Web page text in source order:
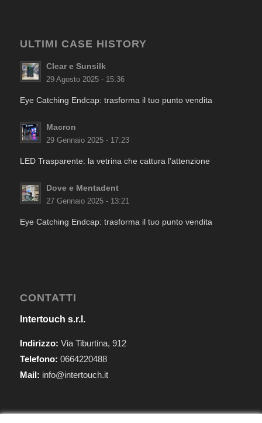
ULTIMI CASE HISTORY
Clear e Sunsilk
29 Agosto 2025 - 15:36
Eye Catching Endcap: trasforma il tuo punto vendita
Macron
29 Gennaio 2025 - 17:23
LED Trasparente: la vetrina che cattura l’attenzione
Dove e Mentadent
27 Gennaio 2025 - 13:21
Eye Catching Endcap: trasforma il tuo punto vendita
CONTATTI
Intertouch s.r.l.
Indirizzo: Via Tiburtina, 912
Telefono: 0664220488
Mail: info@intertouch.it